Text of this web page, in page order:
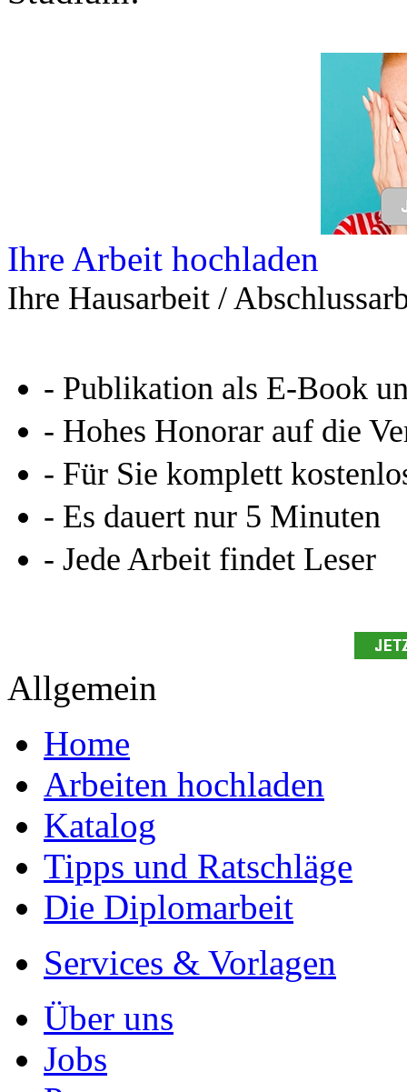
Leseprobe aus 47 Seiten
Kennen Sie schon das
neugierig - aktuell -
Entdecken Sie hilfreiche
Studium!
Ihre Arbeit hochladen
Ihre Hausarbeit /
- Publikation als E-Book
- Hohes Honorar auf die
- Für Sie komplett
- Es dauert nur 5 Minuten
- Jede Arbeit findet Leser